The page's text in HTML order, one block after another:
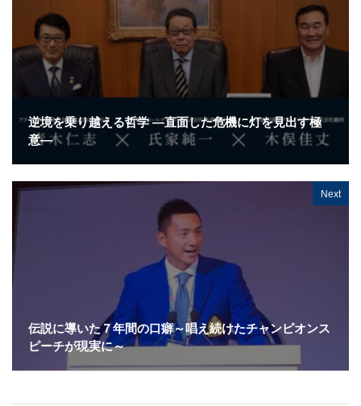
逆境を乗り越える哲学 ―直面した危機に灯を見出す極
意―
Next
伝説に導いた７年間の口癖～唱え続けたチャンピオンス
ピーチが現実に～